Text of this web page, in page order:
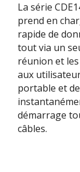
La série
prend en
rapide de
tout via un
réunion et
aux
portable et
démarrage
câbles.​